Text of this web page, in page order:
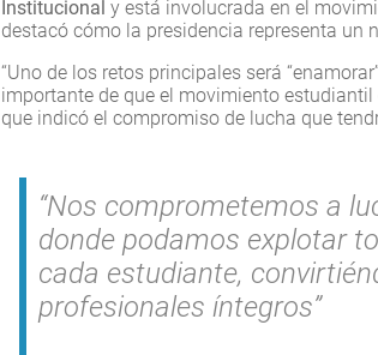
Institucional y está involucrada en el
destacó cómo la presidencia representa un
“Uno de los retos principales será
importante de que el movimiento
que indicó el compromiso de lucha que
“Nos comprometemos a
donde podamos explotar
cada estudiante,
profesionales íntegros”